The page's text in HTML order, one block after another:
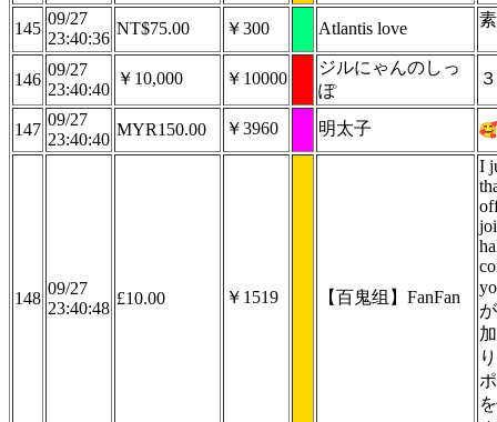
145
09/27
23:40:36
NT$75.00 ￥300 Atlantis love
146
09/27
23:40:40
￥10,000 ￥10000
ジルにゃんのしっ
ぽ
147
09/27
23:40:40
MYR150.00 ￥3960 明太子
148
09/27
23:40:48
£10.00 ￥1519 【百鬼组】FanFan
I